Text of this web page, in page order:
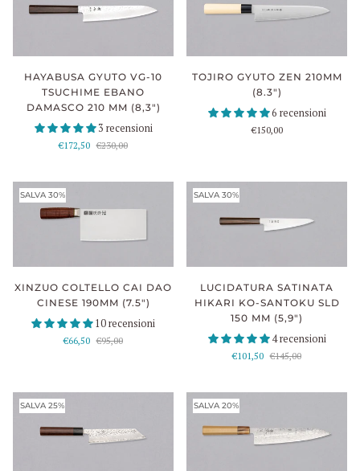
HAYABUSA GYUTO VG-10
TSUCHIME EBANO
DAMASCO 210 MM (8,3")
3 recensioni
€172,50 €230,00
TOJIRO GYUTO ZEN 210MM
(8.3")
6 recensioni
€150,00
SALVA 30%
XINZUO COLTELLO CAI DAO
CINESE 190MM (7.5")
10 recensioni
€66,50 €95,00
SALVA 30%
LUCIDATURA SATINATA
HIKARI KO-SANTOKU SLD
150 MM (5,9")
4 recensioni
€101,50 €145,00
SALVA 25% SALVA 20%